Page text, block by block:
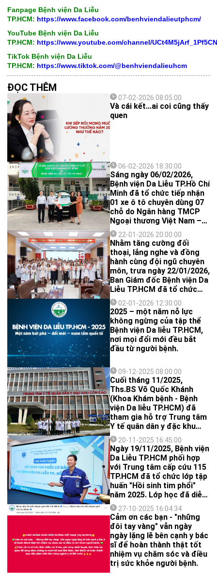
Fanpage Bệnh viện Da Liễu
TP.HCM: https://www.facebook.com/benhviendalieutphcm/
YouTube Bệnh viện Da Liễu
TP.HCM: https://www.youtube.com/channel/
TikTok Bệnh viện Da Liễu
TP.HCM: https://www.tiktok.com/@benhviendalieuhcm
ĐỌC THÊM
07-02-2026 08:05:00
Và cái kết...ai coi cũng thấy
quen
06-02-2026 18:30:00
Sáng ngày 06/02/2026,
Bệnh viện Da Liễu TP.Hồ Chí
Minh đã tổ chức tiếp nhận
01 xe ô tô chuyên dùng 07
chỗ do Ngân hàng TMCP
Ngoại thương Việt Nam –
Chi nhánh Kỳ Đồng trao
tặng, nhằm phục vụ công
tác khám, chữa bệnh và
các hoạt động chuyên môn
của Bệnh viện.
22-01-2026 20:00:00
Nhằm tăng cường đối
thoại, lắng nghe và đồng
hành cùng đội ngũ chuyên
môn, trưa ngày 22/01/2026,
Ban Giám đốc Bệnh viện Da
Liễu TP.HCM đã tổ chức
buổi gặp mặt cuối năm
2025 với các bác sĩ, dược sĩ
đang công tác tại Bệnh
viện trong không khí thân
tình, cởi mở và ấm áp
những ngày cận Tết.
02-01-2026 12:30:00
2025 – một năm nỗ lực
không ngừng của tập thể
Bệnh viện Da liễu TP.HCM,
nơi mọi đổi mới đều bắt
đầu từ người bệnh.
09-12-2025 08:00:00
Cuối tháng 11/2025,
Ths.BS Võ Quốc Khánh
(Khoa Khám bệnh - Bệnh
viện Da liễu TP.HCM) đã
tham gia hỗ trợ Trung tâm
Y tế quân dân y đặc khu
Côn Đảo trong đợt khám
sức khỏe nghĩa vụ quân sự
năm 2026.
20-11-2025 16:45:00
Ngày 19/11/2025, Bệnh viện
Da Liễu TP.HCM phối hợp
với Trung tâm cấp cứu 115
TP.HCM đã tổ chức lớp tập
huấn "Hồi sinh tim phổi"
năm 2025. Lớp học đã diễn
ra vô cùng sôi nổi và để lại
nhiều ý nghĩa. Đội ngũ y tế
từ Bác sĩ, Dược sĩ đến Điều
dưỡng của Bệnh viện Da
Liễu TP.HCM đều nhiệt tình
tham gia và học hỏi.
27-10-2025 16:04:34
Cảm ơn các bạn - "những
đôi tay vàng" vẫn ngày
ngày lặng lẽ bên cạnh y bác
sĩ để hoàn thành thật tốt
nhiệm vụ chăm sóc và điều
trị sức khỏe người bệnh.